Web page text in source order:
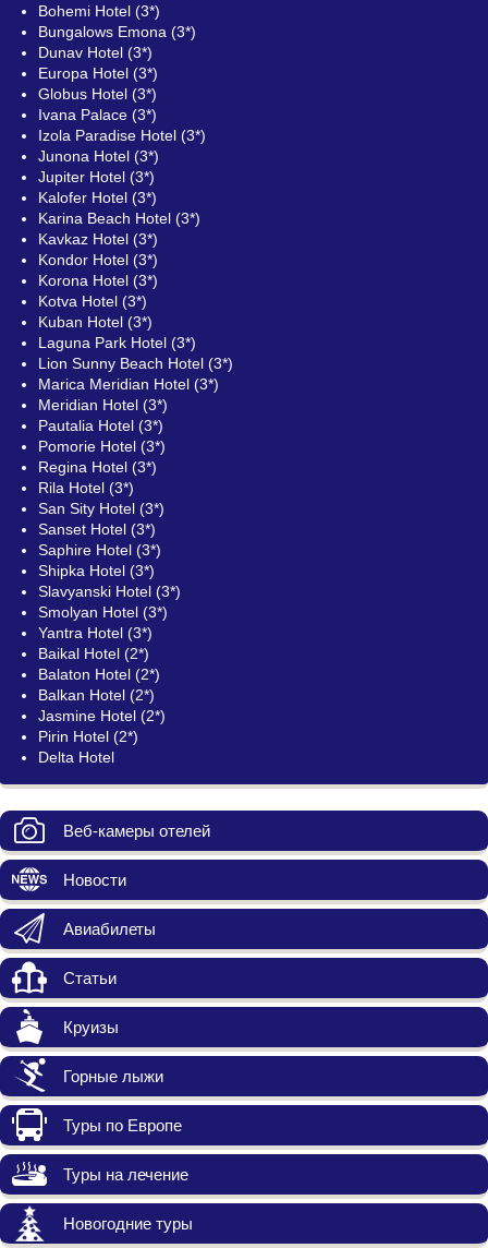
Bohemi Hotel (3*)
Bungalows Emona (3*)
Dunav Hotel (3*)
Europa Hotel (3*)
Globus Hotel (3*)
Ivana Palace (3*)
Izola Paradise Hotel (3*)
Junona Hotel (3*)
Jupiter Hotel (3*)
Kalofer Hotel (3*)
Karina Beach Hotel (3*)
Kavkaz Hotel (3*)
Kondor Hotel (3*)
Korona Hotel (3*)
Kotva Hotel (3*)
Kuban Hotel (3*)
Laguna Park Hotel (3*)
Lion Sunny Beach Hotel (3*)
Marica Meridian Hotel (3*)
Meridian Hotel (3*)
Pautalia Hotel (3*)
Pomorie Hotel (3*)
Regina Hotel (3*)
Rila Hotel (3*)
San Sity Hotel (3*)
Sanset Hotel (3*)
Saphire Hotel (3*)
Shipka Hotel (3*)
Slavyanski Hotel (3*)
Smolyan Hotel (3*)
Yantra Hotel (3*)
Baikal Hotel (2*)
Balaton Hotel (2*)
Balkan Hotel (2*)
Jasmine Hotel (2*)
Pirin Hotel (2*)
Delta Hotel
Веб-камеры отелей
Новости
Авиабилеты
Статьи
Круизы
Горные лыжи
Туры по Европе
Туры на лечение
Новогодние туры